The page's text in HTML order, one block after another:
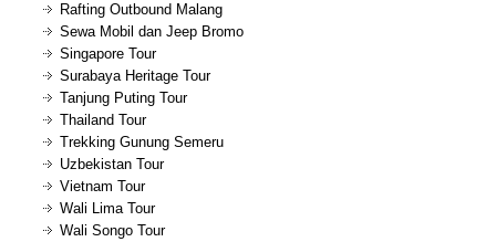
Rafting Outbound Malang
Sewa Mobil dan Jeep Bromo
Singapore Tour
Surabaya Heritage Tour
Tanjung Puting Tour
Thailand Tour
Trekking Gunung Semeru
Uzbekistan Tour
Vietnam Tour
Wali Lima Tour
Wali Songo Tour